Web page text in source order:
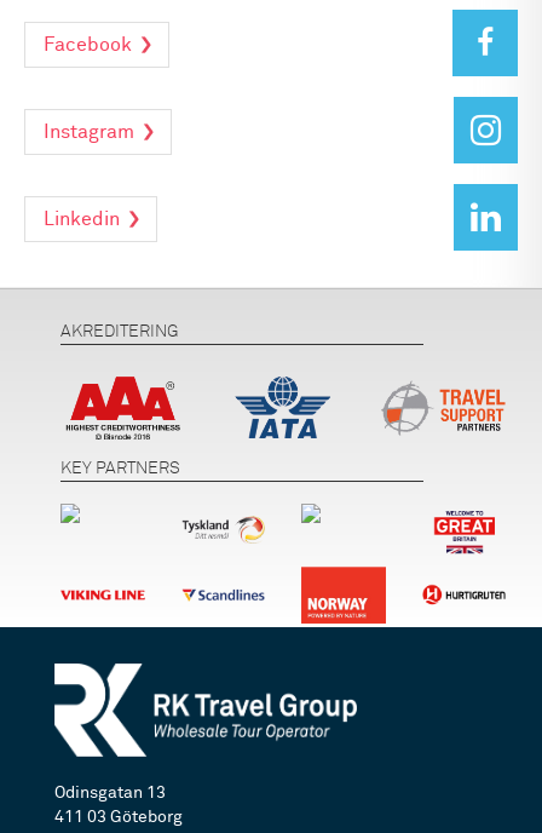
Facebook
Instagram
Linkedin
AKREDITERING
KEY PARTNERS
Odinsgatan 13
411 03 Göteborg